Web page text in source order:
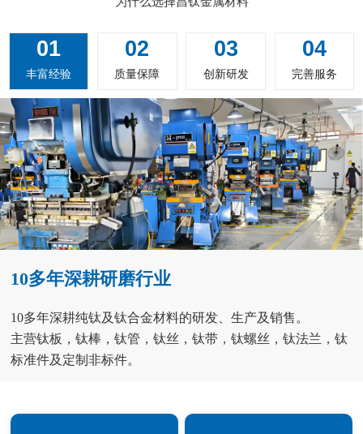
01
丰富经验
02
质量保障
03
创新研发
04
完善服务
10多年深耕研磨行业
10多年深耕纯钛及钛合金材料的研发、生产及销售。
主营钛板，钛棒，钛管，钛丝，钛带，钛螺丝，钛法兰，钛
标准件及定制非标件。